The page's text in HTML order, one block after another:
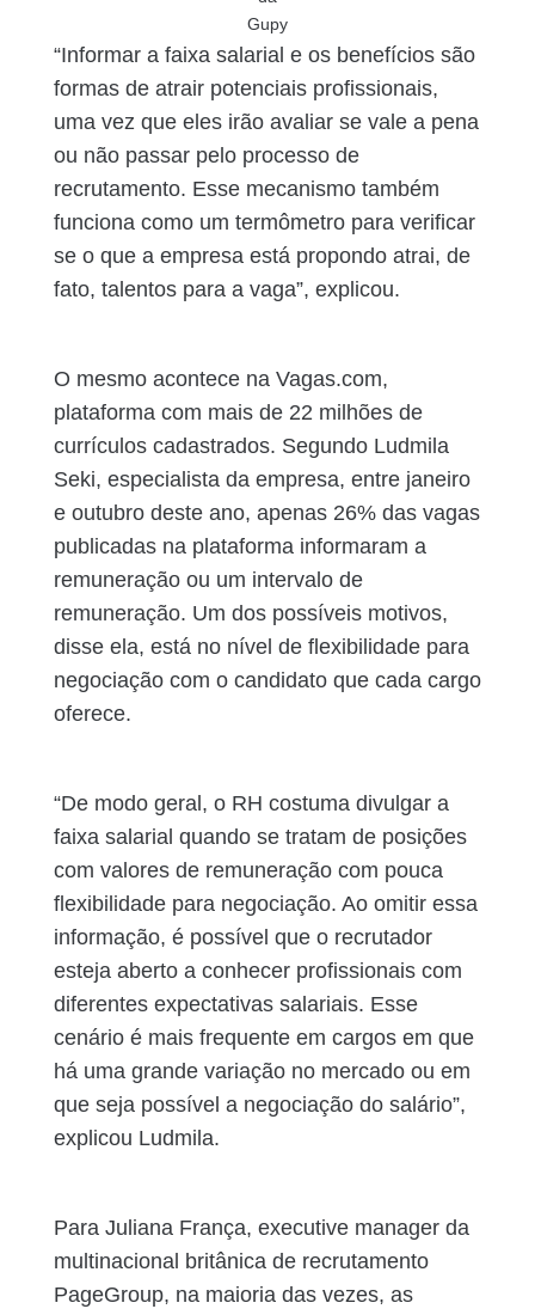
Gupy
“Informar a faixa salarial e os benefícios são
formas de atrair potenciais profissionais,
uma vez que eles irão avaliar se vale a pena
ou não passar pelo processo de
recrutamento. Esse mecanismo também
funciona como um termômetro para verificar
se o que a empresa está propondo atrai, de
fato, talentos para a vaga”, explicou.
O mesmo acontece na Vagas.com,
plataforma com mais de 22 milhões de
currículos cadastrados. Segundo Ludmila
Seki, especialista da empresa, entre janeiro
e outubro deste ano, apenas 26% das vagas
publicadas na plataforma informaram a
remuneração ou um intervalo de
remuneração. Um dos possíveis motivos,
disse ela, está no nível de flexibilidade para
negociação com o candidato que cada cargo
oferece.
“De modo geral, o RH costuma divulgar a
faixa salarial quando se tratam de posições
com valores de remuneração com pouca
flexibilidade para negociação. Ao omitir essa
informação, é possível que o recrutador
esteja aberto a conhecer profissionais com
diferentes expectativas salariais. Esse
cenário é mais frequente em cargos em que
há uma grande variação no mercado ou em
que seja possível a negociação do salário”,
explicou Ludmila.
Para Juliana França, executive manager da
multinacional britânica de recrutamento
PageGroup, na maioria das vezes, as